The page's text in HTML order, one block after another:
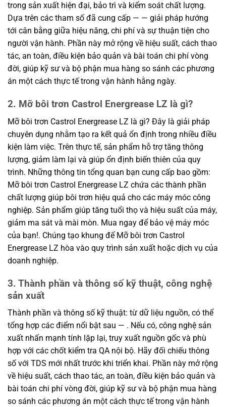
trong sản xuất hiện đại, bảo trì và kiểm soát chất lượng.
Dựa trên các tham số đã cung cấp — — giải pháp hướng
tới cân bằng giữa hiệu năng, chi phí và sự thuận tiện cho
người vận hành. Phần này mở rộng về hiệu suất, cách thao
tác, an toàn, điều kiện bảo quản và bài toán chi phí vòng
đời, giúp kỹ sư và bộ phận mua hàng so sánh các phương
án một cách thực tế trong vận hành hằng ngày.
2. Mỡ bôi trơn Castrol Energrease LZ là gì?
Mỡ bôi trơn Castrol Energrease LZ là gì? Đây là giải pháp
chuyên dụng nhằm tạo ra kết quả ổn định trong nhiều điều
kiện làm việc. Trên thực tế, sản phẩm hỗ trợ tăng thông
lượng, giảm làm lại và giúp ổn định biến thiên của quy
trình. Những thông tin tổng quan bạn cung cấp bao gồm:
Mỡ bôi trơn Castrol Energrease LZ chứa các thành phần
chất lượng giúp bôi trơn hiệu quả cho các máy móc công
nghiệp. Sản phẩm giúp tăng tuổi thọ và hiệu suất của máy,
giảm ma sát và mài mòn. Mua ngay để bảo vệ máy móc
của bạn!. Chúng tạo khung để Mỡ bôi trơn Castrol
Energrease LZ hòa vào quy trình sản xuất hoặc dịch vụ của
doanh nghiệp.
3. Thành phần và thông số kỹ thuật, công nghệ
sản xuất
Thành phần và thông số kỹ thuật: từ dữ liệu nguồn, có thể
tổng hợp các điểm nổi bật sau — . Nếu có, công nghệ sản
xuất nhấn mạnh tính lặp lại, truy xuất nguồn gốc và phù
hợp với các chốt kiểm tra QA nội bộ. Hãy đối chiếu thông
số với TDS mới nhất trước khi triển khai. Phần này mở rộng
về hiệu suất, cách thao tác, an toàn, điều kiện bảo quản và
bài toán chi phí vòng đời, giúp kỹ sư và bộ phận mua hàng
so sánh các phương án một cách thực tế trong vận hành